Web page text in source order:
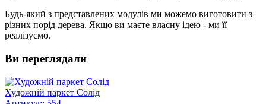
Будь-який з представлених модулів ми можемо виготовити з
різних порід дерева. Якщо ви маєте власну ідею - ми її
реалізуємо.
Ви переглядали
Художній паркет Солід